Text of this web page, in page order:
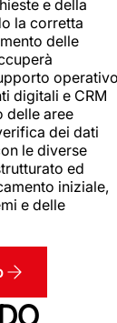
e della
la corretta
delle
digitali e CRM
delle aree
dei dati
le diverse
ed
iniziale,
e delle